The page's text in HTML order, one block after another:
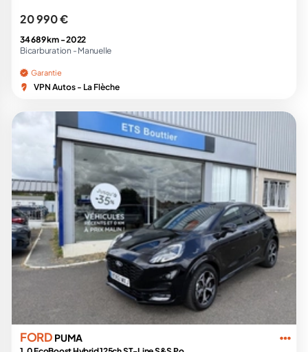
20 990 €
34 689 km -2022
Bicarburation - Manuelle
Garantie
VPN Autos - La Flèche
FORD PUMA